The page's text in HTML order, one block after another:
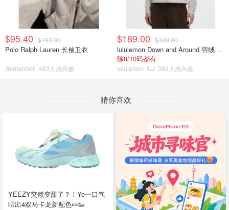
$95.40 $193.00
Polo Ralph Lauren 长袖卫衣
Bernardelli 483人感兴趣
$189.00 $349.00
lululemon Down and Around 羽绒夹克
除8/10码都有
lululemon AU 389人感兴趣
猜你喜欢
YEEZY突然变甜了？！Ye一口气
晒出4双马卡龙新配色🍬👟